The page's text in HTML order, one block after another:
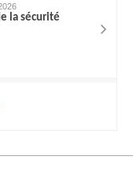
la sécurité